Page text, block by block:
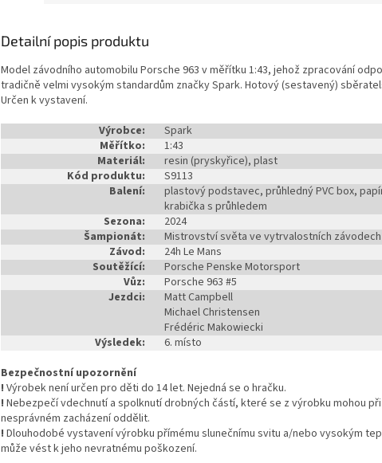
Detailní popis produktu
Model závodního automobilu Porsche 963 v měřítku 1:43, jehož zpracování
tradičně velmi vysokým standardům značky Spark. Hotový (sestavený)
Určen k vystavení.
Výrobce:
Spark
Měřítko:
1:43
Materiál:
resin (pryskyřice), plast
Kód produktu:
S9113
Balení:
plastový podstavec, průhledný PVC box,
krabička s průhledem
Sezona:
2024
Šampionát:
Mistrovství světa ve vytrvalostních závodech
Závod:
24h Le Mans
Soutěžící:
Porsche Penske Motorsport
Vůz:
Porsche 963 #5
Jezdci:
Matt Campbell
Michael Christensen
Frédéric Makowiecki
Výsledek:
6. místo
Bezpečnostní upozornění
! Výrobek není určen pro děti do 14 let. Nejedná se o hračku.
! Nebezpečí vdechnutí a spolknutí drobných částí, které se z výrobku mohou při
nesprávném zacházení oddělit.
! Dlouhodobé vystavení výrobku přímému slunečnímu svitu a/nebo vysokým
může vést k jeho nevratnému poškození.